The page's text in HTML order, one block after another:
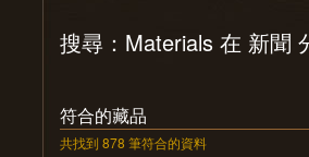
搜尋：Materials 在 新聞
符合的藏品
共找到 878 筆符合的資料